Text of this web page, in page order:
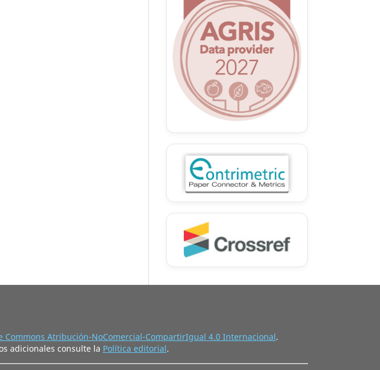
Commons Atribución-NoComercial-CompartirIgual 4.0 Internacional.
adicionales consulte la Política editorial.